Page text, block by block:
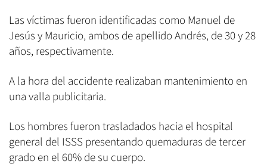
Las víctimas fueron identificadas como Manuel de
Jesús y Mauricio, ambos de apellido Andrés, de 30 y 28
años, respectivamente.
A la hora del accidente realizaban mantenimiento en
una valla publicitaria.
Los hombres fueron trasladados hacia el hospital
general del ISSS presentando quemaduras de tercer
grado en el 60% de su cuerpo.